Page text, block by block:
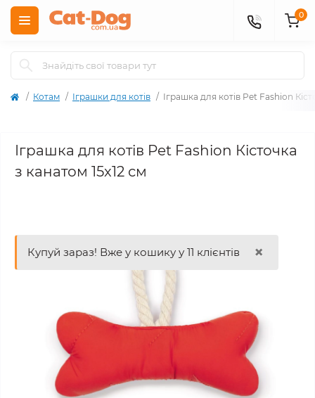
0
Котам Іграшки для котів Іграшка для котів Pet Fashion
Іграшка для котів Pet Fashion Кісточка
з канатом 15x12 см
Купуй зараз! Вже у кошику у 11 клієнтів ×